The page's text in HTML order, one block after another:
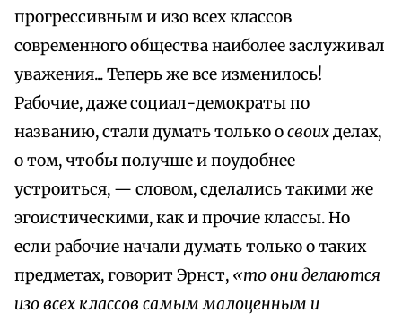
прогрессивным и изо всех классов
современного общества наиболее заслуживал
уважения... Теперь же все изменилось!
Рабочие, даже социал-демократы по
названию, стали думать только освоихделах,
о том, чтобы получше и поудобнее
устроиться, — словом, сделались такими же
эгоистическими, как и прочие классы. Но
если рабочие начали думать только о таких
предметах, говорит Эрнст, «то они делаются
изо всех классов самым малоценным и